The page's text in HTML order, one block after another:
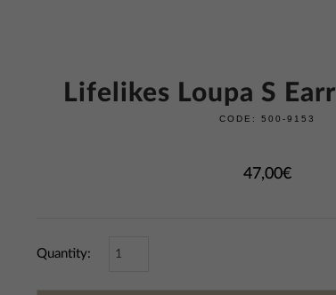
Lifelikes Loupa S
CODE:500-9153
47,00€
Quantity: